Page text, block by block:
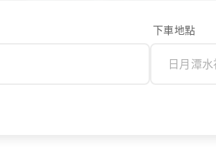
下車地點